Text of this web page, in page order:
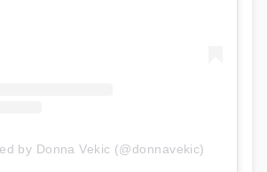
by Donna Vekic (@donnavekic)